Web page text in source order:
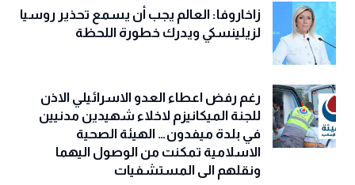
زاخاروفا: العالم يجب أن يسمع تحذير روسيا
لزيلينسكي ويدرك خطورة اللحظة
رغم رفض اعطاء العدو الاسرائيلي الاذن
للجنة الميكانيزم لاخلاء شهيدين مدنيين
في بلدة ميفدون… الهيئة الصحية
الاسلامية تمكنت من الوصول اليهما
ونقلهم الى المستشفيات